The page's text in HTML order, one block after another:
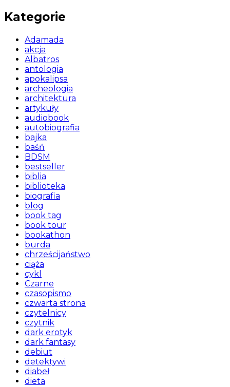
Kategorie
Adamada
akcja
Albatros
antologia
apokalipsa
archeologia
architektura
artykuły
audiobook
autobiografia
bajka
baśń
BDSM
bestseller
biblia
biblioteka
biografia
blog
book tag
book tour
bookathon
burda
chrześcijaństwo
ciąża
cykl
Czarne
czasopismo
czwarta strona
czytelnicy
czytnik
dark erotyk
dark fantasy
debiut
detektywi
diabeł
dieta